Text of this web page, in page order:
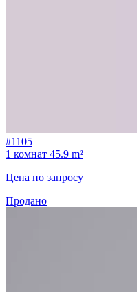
#1105
1 комнат 45.9 m²
Цена по запросу
Продано